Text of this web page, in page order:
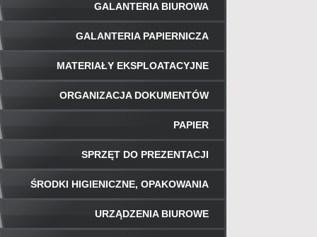
GALANTERIA BIUROWA
GALANTERIA PAPIERNICZA
MATERIAŁY EKSPLOATACYJNE
ORGANIZACJA DOKUMENTÓW
PAPIER
SPRZĘT DO PREZENTACJI
ŚRODKI HIGIENICZNE, OPAKOWANIA
URZĄDZENIA BIUROWE